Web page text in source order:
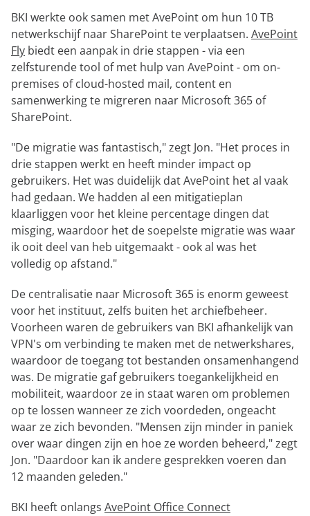
BKI werkte ook samen met AvePoint om hun 10 TB
netwerkschijf naar SharePoint te verplaatsen. AvePoint
Fly biedt een aanpak in drie stappen - via een
zelfsturende tool of met hulp van AvePoint - om on-
premises of cloud-hosted mail, content en
samenwerking te migreren naar Microsoft 365 of
SharePoint.
"De migratie was fantastisch," zegt Jon. "Het proces in
drie stappen werkt en heeft minder impact op
gebruikers. Het was duidelijk dat AvePoint het al vaak
had gedaan. We hadden al een mitigatieplan
klaarliggen voor het kleine percentage dingen dat
misging, waardoor het de soepelste migratie was waar
ik ooit deel van heb uitgemaakt - ook al was het
volledig op afstand."
De centralisatie naar Microsoft 365 is enorm geweest
voor het instituut, zelfs buiten het archiefbeheer.
Voorheen waren de gebruikers van BKI afhankelijk van
VPN's om verbinding te maken met de netwerkshares,
waardoor de toegang tot bestanden onsamenhangend
was. De migratie gaf gebruikers toegankelijkheid en
mobiliteit, waardoor ze in staat waren om problemen
op te lossen wanneer ze zich voordeden, ongeacht
waar ze zich bevonden. "Mensen zijn minder in paniek
over waar dingen zijn en hoe ze worden beheerd," zegt
Jon. "Daardoor kan ik andere gesprekken voeren dan
12 maanden geleden."
BKI heeft onlangs AvePoint Office Connect